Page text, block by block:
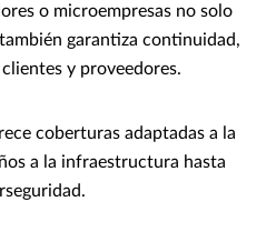
o microempresas no solo
garantiza continuidad,
y proveedores.
coberturas adaptadas a la
a la infraestructura hasta